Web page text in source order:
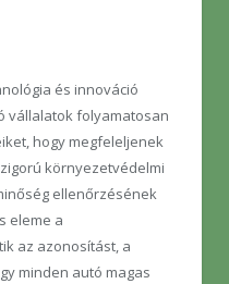
és innováció
vállalatok folyamatosan
hogy megfeleljenek
környezetvédelmi
ellenőrzésének
eleme a
az azonosítást, a
minden autó magas